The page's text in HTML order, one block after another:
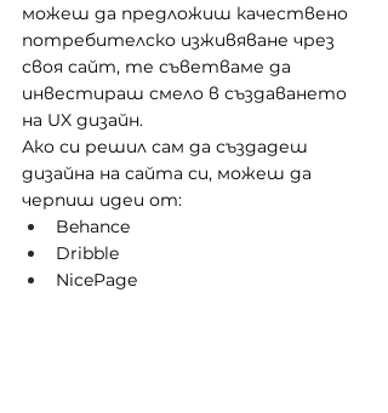
можеш да предложиш качествено
потребителско изживяване чрез
своя сайт, те съветваме да
инвестираш смело в създаването
на UX дизайн.
Ако си решил сам да създадеш
дизайна на сайта си, можеш да
черпиш идеи от:
Behance
Dribble
NicePage